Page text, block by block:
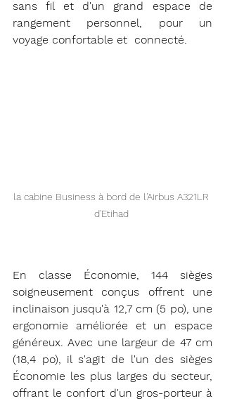
sans fil et d'un grand espace de
rangement personnel, pour un
voyage confortable et  connecté.
la cabine Business à bord de l'Airbus A321LR
d'Etihad
En classe Économie, 144 sièges
soigneusement conçus offrent une
inclinaison jusqu'à 12,7 cm (5 po), une
ergonomie améliorée et un espace
généreux. Avec une largeur de 47 cm
(18,4 po), il s'agit de l'un des sièges
Économie les plus larges du secteur,
offrant le confort d'un gros-porteur à